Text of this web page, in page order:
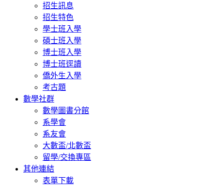
招生訊息
招生特色
學士班入學
碩士班入學
博士班入學
博士班逕讀
僑外生入學
考古題
數學社群
數學圖書分館
系學會
系友會
大數盃/北數盃
留學/交換專區
其他連結
表單下載